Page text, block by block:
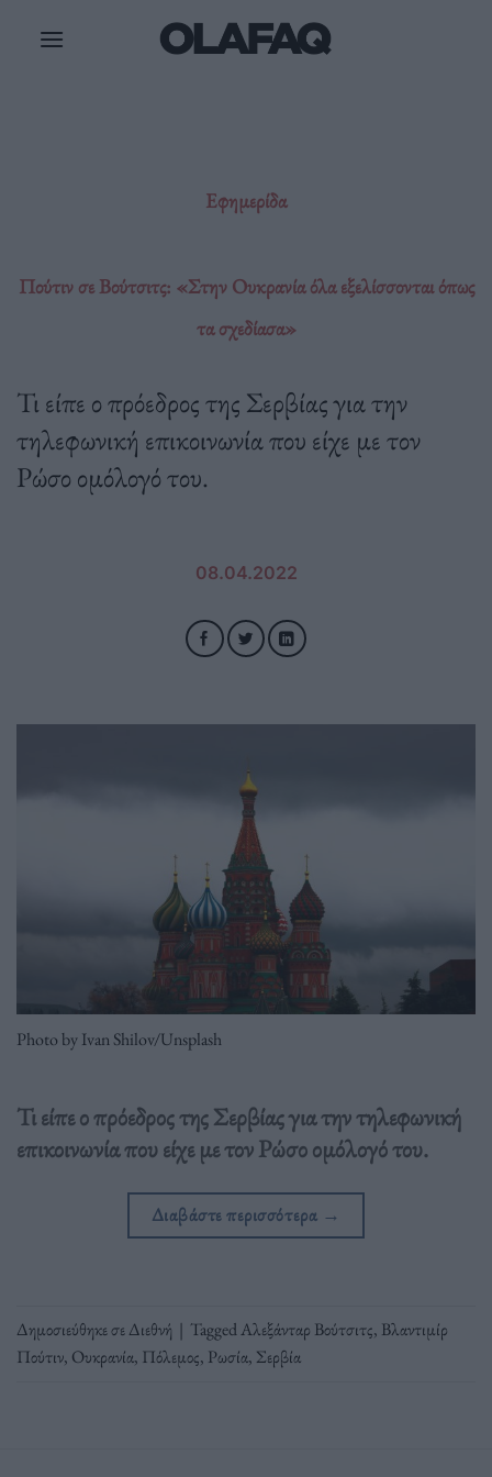
Εφημερίδα
Πούτιν σε Βούτσιτς: «Στην Ουκρανία όλα εξελίσσονται όπως
τα σχεδίασα»
Τι είπε ο πρόεδρος της Σερβίας για την
τηλεφωνική επικοινωνία που είχε με τον
Ρώσο ομόλογό του.
08.04.2022
Photo by Ivan Shilov/Unsplash
Τι είπε ο πρόεδρος της Σερβίας για την τηλεφωνική
επικοινωνία που είχε με τον Ρώσο ομόλογό του.
Διαβάστε περισσότερα →
Δημοσιεύθηκε σεΔιεθνή | TaggedΑλεξάνταρ Βούτσιτς, Βλαντιμίρ
Πούτιν, Ουκρανία, Πόλεμος, Ρωσία, Σερβία